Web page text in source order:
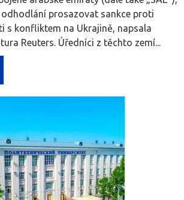
odhodlání prosazovat sankce proti
s konfliktem na Ukrajině, napsala
Reuters. Úředníci z těchto zemí...